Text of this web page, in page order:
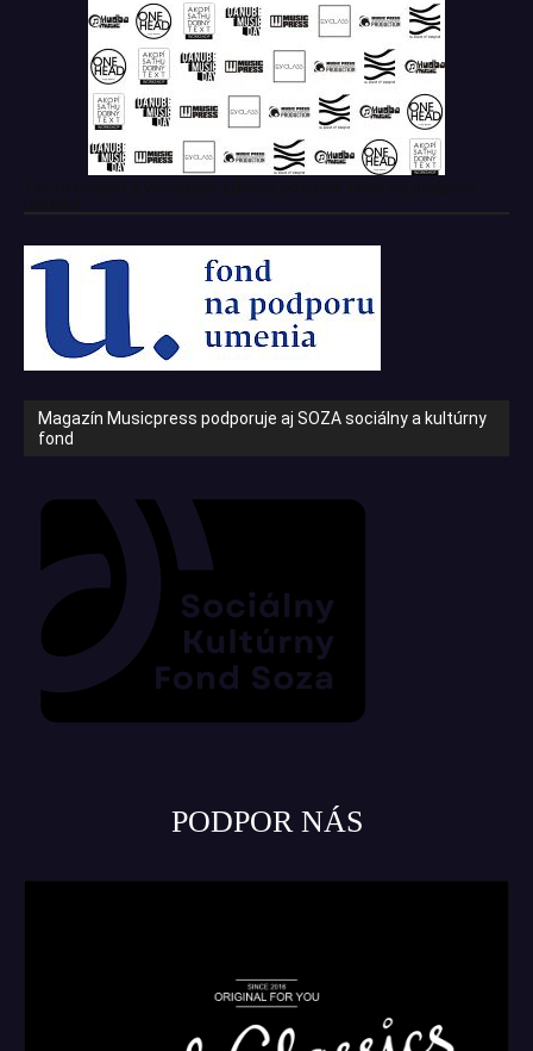
Magazín Musicpress podporuje aj SOZA sociálny a kultúrny
fond
PODPOR NÁS